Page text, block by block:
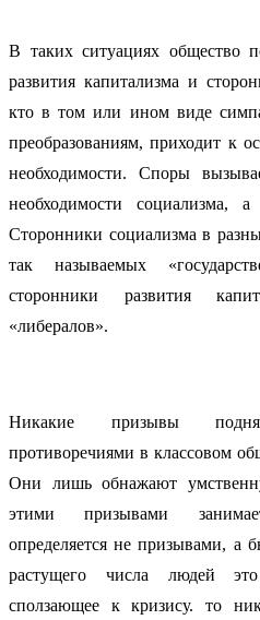
В таких ситуациях общество
развития капитализма и
кто в том или ином виде
преобразованиям, приходит к
необходимости. Споры
необходимости
Сторонники социализма в
так называемых
сторонники развития
«либералов».
Никакие призывы
противоречиями в классовом
Они лишь обнажают
этими призывами
определяется не призывами, а
растущего числа людей это
сползающее к кризису. то